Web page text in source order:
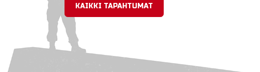
KAIKKI TAPAHTUMAT